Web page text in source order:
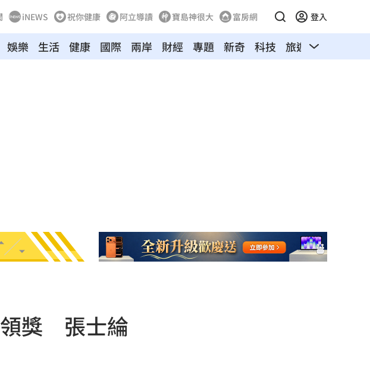
iNEWS 祝你健康 阿立導讀 寶島神很大 富房網 登入
娛樂 生活 健康 國際 兩岸 財經 專題 新奇 科技 旅遊 汽車
領獎 張士綸